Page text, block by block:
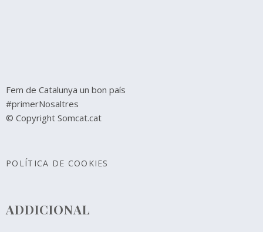
Fem de Catalunya un bon país
#primerNosaltres
© Copyright Somcat.cat
POLÍTICA DE COOKIES
ADDICIONAL